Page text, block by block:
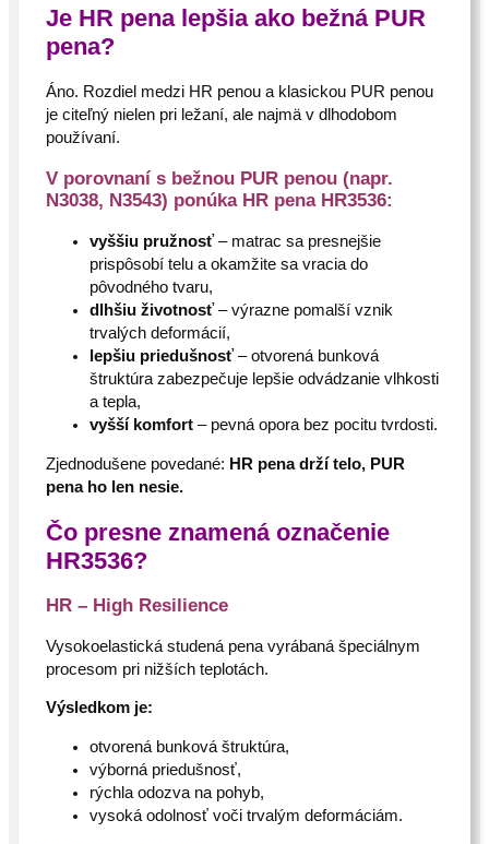
Je HR pena lepšia ako bežná PUR
pena?
Áno. Rozdiel medzi HR penou a klasickou PUR penou
je citeľný nielen pri ležaní, ale najmä v dlhodobom
používaní.
V porovnaní s bežnou PUR penou (napr.
N3038, N3543) ponúka HR pena HR3536:
vyššiu pružnosť– matrac sa presnejšie
prispôsobí telu a okamžite sa vracia do
pôvodného tvaru,
dlhšiu životnosť– výrazne pomalší vznik
trvalých deformácií,
lepšiu priedušnosť– otvorená bunková
štruktúra zabezpečuje lepšie odvádzanie vlhkosti
a tepla,
vyšší komfort– pevná opora bez pocitu tvrdosti.
Zjednodušene povedané: HR pena drží telo, PUR
pena ho len nesie.
Čo presne znamená označenie
HR3536?
HR – High Resilience
Vysokoelastická studená pena vyrábaná špeciálnym
procesom pri nižších teplotách.
Výsledkom je:
otvorená bunková štruktúra,
výborná priedušnosť,
rýchla odozva na pohyb,
vysoká odolnosť voči trvalým deformáciám.